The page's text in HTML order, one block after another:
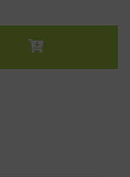
gewünschten Wert